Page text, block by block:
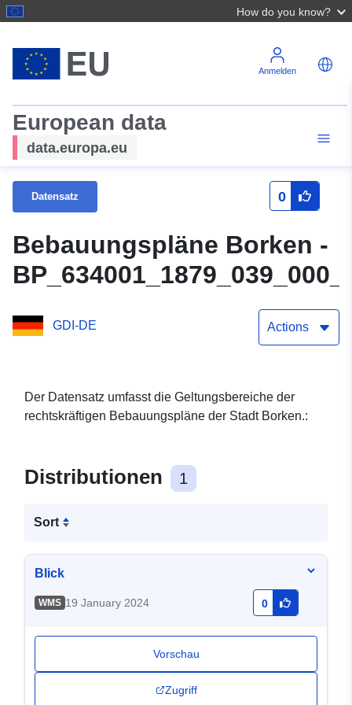
How do you know?
Anmelden
European data
data.europa.eu
Datensatz 0
Bebauungspläne Borken -
GDI-DE Actions
Der Datensatz umfasst die Geltungsbereiche der
rechtskräftigen Bebauungspläne der Stadt Borken.:
Distributionen 1
Sort
Blick
WMS 19 January 2024 0
Vorschau
Zugriff